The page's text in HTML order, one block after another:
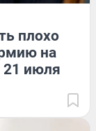
плохо
на
21 июля